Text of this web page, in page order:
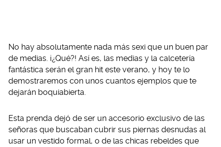
No hay absolutamente nada más sexi que un buen par
de medias. ¡¿Qué?! Así es, las medias y la calcetería
fantástica serán el gran hit este verano, y hoy te lo
demostraremos con unos cuantos ejemplos que te
dejarán boquiabierta.
Esta prenda dejó de ser un accesorio exclusivo de las
señoras que buscaban cubrir sus piernas desnudas al
usar un vestido formal, o de las chicas rebeldes que